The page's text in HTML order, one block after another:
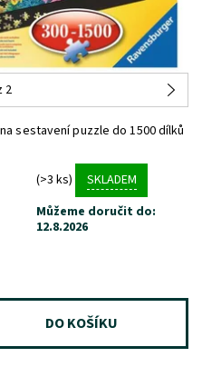
2
sestavení puzzle do 1500 dílků
(>3 ks)
SKLADEM
Můžeme doručit do:
12.8.2026